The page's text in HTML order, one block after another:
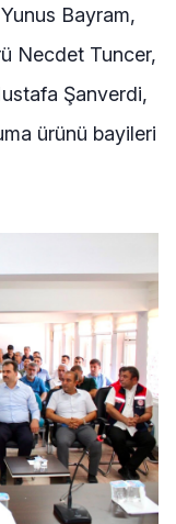
Bayram,
Necdet Tuncer,
Şanverdi,
ürünü bayileri